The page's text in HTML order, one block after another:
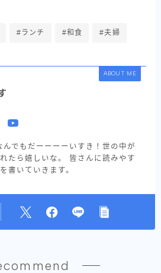
#ランチ #和食 #夫婦
ABOUT ME
でもだーーーーいすき！世の中が
たら嬉しいな。 皆さんに読みやす
書いていきます。